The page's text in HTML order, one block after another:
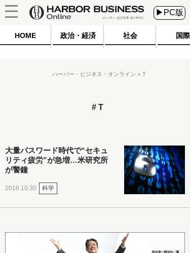
▶PC版
HOME 政治・経済 社会 国際
ハーバー・ビジネス・オンライン T
T
大量パスワード時代で“セキュ
リティ疲労”が急増…米研究所
が警鐘
2016.10.30 科学